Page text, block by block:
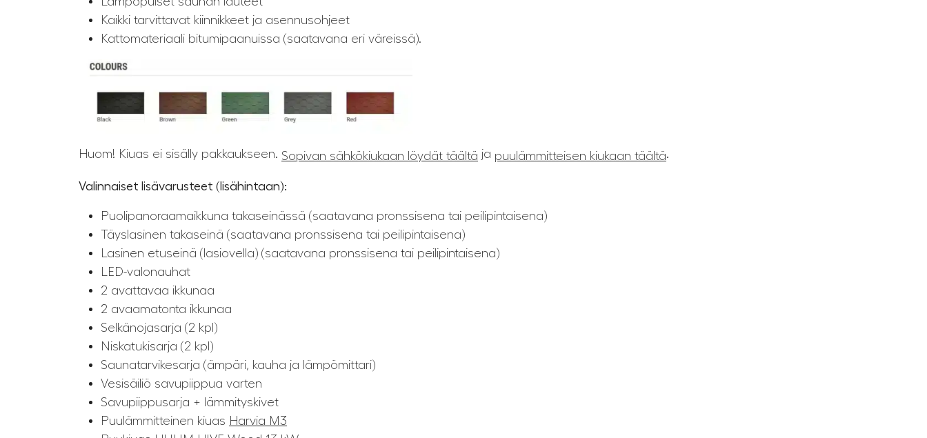
Kaikki tarvittavat kiinnikkeet ja asennusohjeet
Kattomateriaali bitumipaanuissa (saatavana eri väreissä).
Huom! Kiuas ei sisälly pakkaukseen. Sopivan sähkökiukaan löydät täältä ja puulämmitteisen kiukaan täältä.
Valinnaiset lisävarusteet (lisähintaan):
Puolipanoraamaikkuna takaseinässä (saatavana pronssisena tai peilipintaisena)
Täyslasinen takaseinä (saatavana pronssisena tai peilipintaisena)
Lasinen etuseinä (lasiovella) (saatavana pronssisena tai peilipintaisena)
LED-valonauhat
2 avattavaa ikkunaa
2 avaamatonta ikkunaa
Selkänojasarja (2 kpl)
Niskatukisarja (2 kpl)
Saunatarvikesarja (ämpäri, kauha ja lämpömittari)
Vesisäiliö savupiippua varten
Savupiippusarja + lämmityskivet
Puulämmitteinen kiuas Harvia M3